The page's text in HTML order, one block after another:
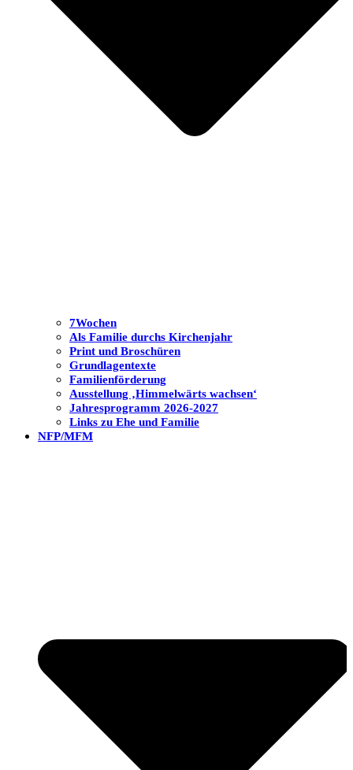
7Wochen
Als Familie durchs Kirchenjahr
Print und Broschüren
Grundlagentexte
Familienförderung
Ausstellung ‚Himmelwärts wachsen‘
Jahresprogramm 2026-2027
Links zu Ehe und Familie
NFP/MFM